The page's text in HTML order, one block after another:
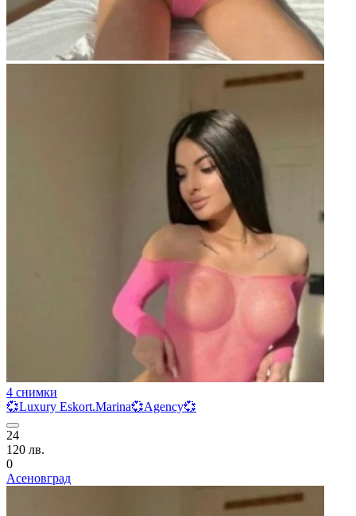
4 снимки
💞Luxury Eskort.Marina💞Agency💞
24
120 лв.
0
Асеновград